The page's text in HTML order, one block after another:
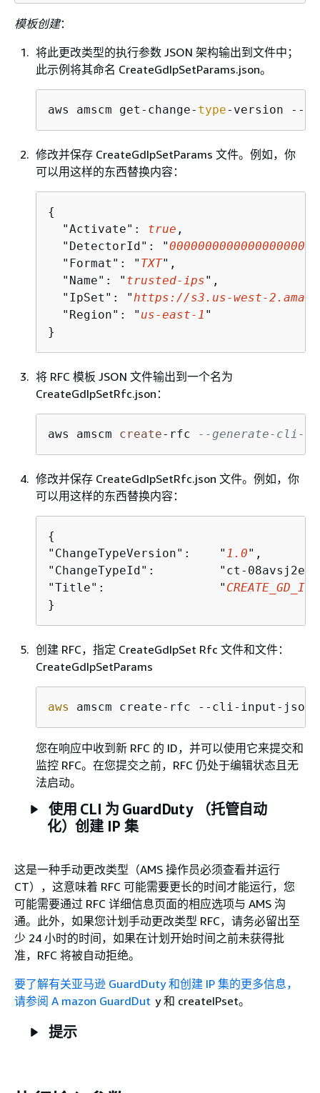
模板创建：
将此更改类型的执行参数 JSON 架构输出到文件中；
此示例将其命名 CreateGdIpSetParams.json。
aws amscm get-change- type-version --
修改并保存 CreateGdIpSetParams 文件。例如，你
可以用这样的东西替换内容：
{
  "Activate":
true ,
  "DetectorId": "
  "Format": "
TXT",
  "Name": "
trusted-ips",
  "IpSet": "
https://s3.us-west-
  "Region": "
us-east-1 "
}
将 RFC 模板 JSON 文件输出到一个名为
CreateGdIpSetRfc.json：
aws amscm create- rfc --generate-cli-
修改并保存 CreateGdIpSetRfc.json 文件。例如，你
可以用这样的东西替换内容：
{
"ChangeTypeVersion":    " 1.0",
"ChangeTypeId":         "ct-
"Title":                "
}
创建 RFC，指定 CreateGdIpSet Rfc 文件和文件：
CreateGdIpSetParams
aws amscm create-rfc --cli-input-json
您在响应中收到新 RFC 的 ID，并可以使用它来提交和
监控 RFC。在您提交之前，RFC 仍处于编辑状态且无
法启动。
使用 CLI 为 GuardDuty （托管自动
化）创建 IP 集
这是一种手动更改类型（AMS 操作员必须查看并运行
CT），这意味着 RFC 可能需要更长的时间才能运行，您
可能需要通过 RFC 详细信息页面的相应选项与 AMS 沟
通。此外，如果您计划手动更改类型 RFC，请务必留出至
少 24 小时的时间，如果在计划开始时间之前未获得批
准，RFC 将被自动拒绝。
要了解有关亚马逊 GuardDuty 和创建 IP 集的更多信息，
请参阅 A mazon GuardDut y 和 createIPset。
提示